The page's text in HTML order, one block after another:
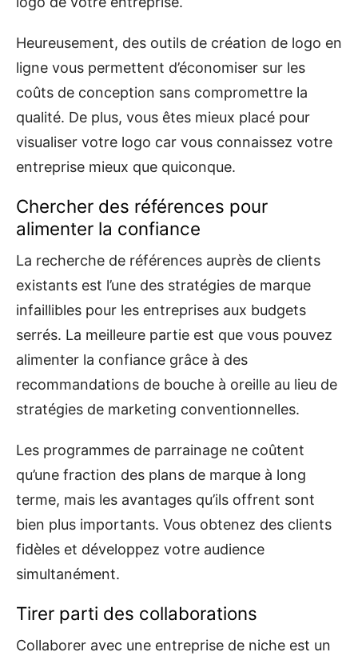
Heureusement, des outils de création de logo en
ligne vous permettent d’économiser sur les
coûts de conception sans compromettre la
qualité. De plus, vous êtes mieux placé pour
visualiser votre logo car vous connaissez votre
entreprise mieux que quiconque.
Chercher des références pour
alimenter la confiance
La recherche de références auprès de clients
existants est l’une des stratégies de marque
infaillibles pour les entreprises aux budgets
serrés. La meilleure partie est que vous pouvez
alimenter la confiance grâce à des
recommandations de bouche à oreille au lieu de
stratégies de marketing conventionnelles.
Les programmes de parrainage ne coûtent
qu’une fraction des plans de marque à long
terme, mais les avantages qu’ils offrent sont
bien plus importants. Vous obtenez des clients
fidèles et développez votre audience
simultanément.
Tirer parti des collaborations
Collaborer avec une entreprise de niche est un